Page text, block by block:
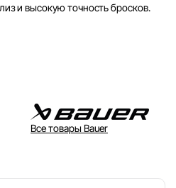
и высокую точность бросков.
Все товары Bauer